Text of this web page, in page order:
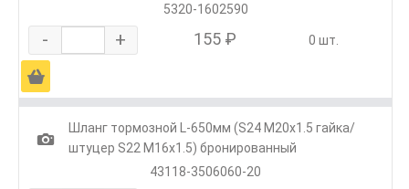
5320-1602590
- + 155 ₽ 0 шт.
Ä
1
Шланг тормозной L-650мм (S24 M20х1.5 гайка/
штуцер S22 M16х1.5) бронированный
43118-3506060-20